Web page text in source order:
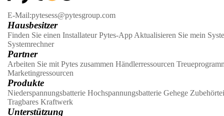
E-Mail:pytesess@pytesgroup.com
Hausbesitzer
Finden Sie einen Installateur Pytes-App Aktualisieren Sie mein
Systemrechner
Partner
Arbeiten Sie mit Pytes zusammen Händlerressourcen
Marketingressourcen
Produkte
Niederspannungsbatterie Hochspannungsbatterie Gehege
Tragbares Kraftwerk
Unterstützung